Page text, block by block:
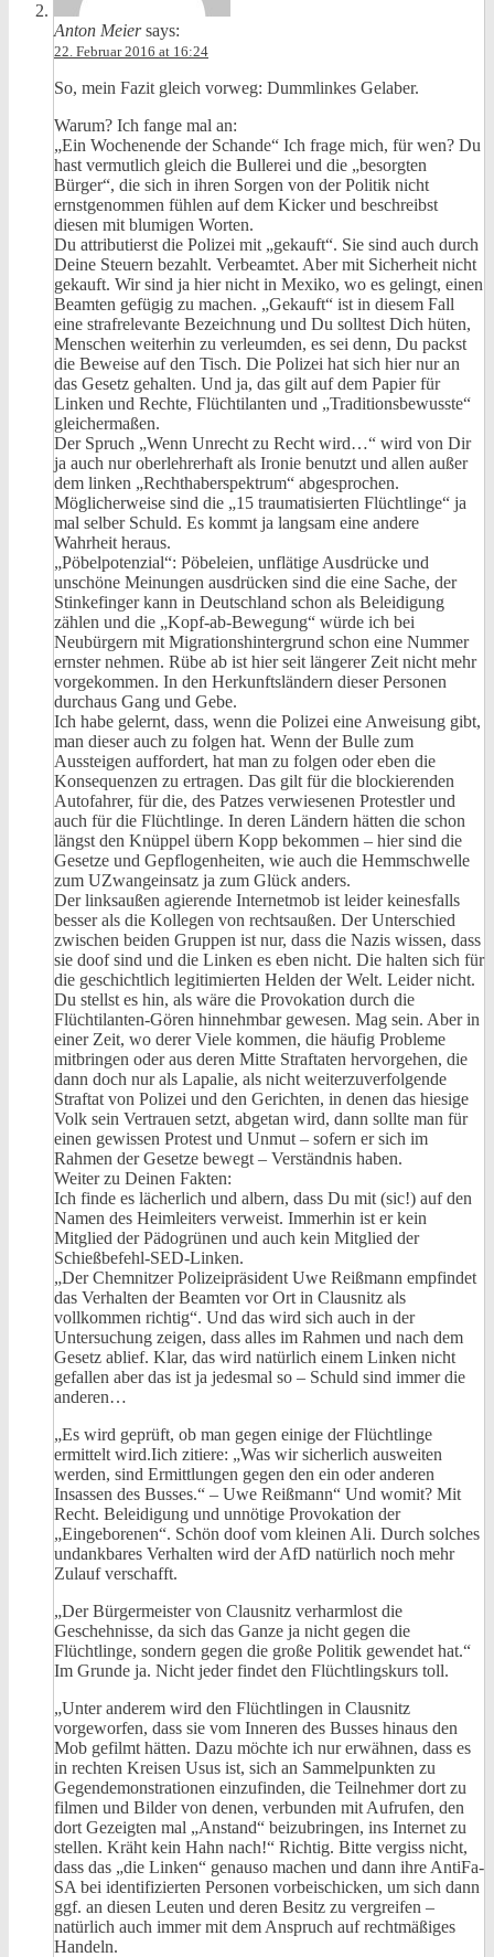
Anton Meier says:
22. Februar 2016 at 16:24
So, mein Fazit gleich vorweg: Dummlinkes Gelaber.
Warum? Ich fange mal an:
„Ein Wochenende der Schande“ Ich frage mich, für wen? Du
hast vermutlich gleich die Bullerei und die „besorgten
Bürger“, die sich in ihren Sorgen von der Politik nicht
ernstgenommen fühlen auf dem Kicker und beschreibst
diesen mit blumigen Worten.
Du attributierst die Polizei mit „gekauft“. Sie sind auch durch
Deine Steuern bezahlt. Verbeamtet. Aber mit Sicherheit nicht
gekauft. Wir sind ja hier nicht in Mexiko, wo es gelingt, einen
Beamten gefügig zu machen. „Gekauft“ ist in diesem Fall
eine strafrelevante Bezeichnung und Du solltest Dich hüten,
Menschen weiterhin zu verleumden, es sei denn, Du packst
die Beweise auf den Tisch. Die Polizei hat sich hier nur an
das Gesetz gehalten. Und ja, das gilt auf dem Papier für
Linken und Rechte, Flüchtilanten und „Traditionsbewusste“
gleichermaßen.
Der Spruch „Wenn Unrecht zu Recht wird…“ wird von Dir
ja auch nur oberlehrerhaft als Ironie benutzt und allen außer
dem linken „Rechthaberspektrum“ abgesprochen.
Möglicherweise sind die „15 traumatisierten Flüchtlinge“ ja
mal selber Schuld. Es kommt ja langsam eine andere
Wahrheit heraus.
„Pöbelpotenzial“: Pöbeleien, unflätige Ausdrücke und
unschöne Meinungen ausdrücken sind die eine Sache, der
Stinkefinger kann in Deutschland schon als Beleidigung
zählen und die „Kopf-ab-Bewegung“ würde ich bei
Neubürgern mit Migrationshintergrund schon eine Nummer
ernster nehmen. Rübe ab ist hier seit längerer Zeit nicht mehr
vorgekommen. In den Herkunftsländern dieser Personen
durchaus Gang und Gebe.
Ich habe gelernt, dass, wenn die Polizei eine Anweisung gibt,
man dieser auch zu folgen hat. Wenn der Bulle zum
Aussteigen auffordert, hat man zu folgen oder eben die
Konsequenzen zu ertragen. Das gilt für die blockierenden
Autofahrer, für die, des Patzes verwiesenen Protestler und
auch für die Flüchtlinge. In deren Ländern hätten die schon
längst den Knüppel übern Kopp bekommen – hier sind die
Gesetze und Gepflogenheiten, wie auch die Hemmschwelle
zum UZwangeinsatz ja zum Glück anders.
Der linksaußen agierende Internetmob ist leider keinesfalls
besser als die Kollegen von rechtsaußen. Der Unterschied
zwischen beiden Gruppen ist nur, dass die Nazis wissen, dass
sie doof sind und die Linken es eben nicht. Die halten sich für
die geschichtlich legitimierten Helden der Welt. Leider nicht.
Du stellst es hin, als wäre die Provokation durch die
Flüchtilanten-Gören hinnehmbar gewesen. Mag sein. Aber in
einer Zeit, wo derer Viele kommen, die häufig Probleme
mitbringen oder aus deren Mitte Straftaten hervorgehen, die
dann doch nur als Lapalie, als nicht weiterzuverfolgende
Straftat von Polizei und den Gerichten, in denen das hiesige
Volk sein Vertrauen setzt, abgetan wird, dann sollte man für
einen gewissen Protest und Unmut – sofern er sich im
Rahmen der Gesetze bewegt – Verständnis haben.
Weiter zu Deinen Fakten:
Ich finde es lächerlich und albern, dass Du mit (sic!) auf den
Namen des Heimleiters verweist. Immerhin ist er kein
Mitglied der Pädogrünen und auch kein Mitglied der
Schießbefehl-SED-Linken.
„Der Chemnitzer Polizeipräsident Uwe Reißmann empfindet
das Verhalten der Beamten vor Ort in Clausnitz als
vollkommen richtig“. Und das wird sich auch in der
Untersuchung zeigen, dass alles im Rahmen und nach dem
Gesetz ablief. Klar, das wird natürlich einem Linken nicht
gefallen aber das ist ja jedesmal so – Schuld sind immer die
anderen…
„Es wird geprüft, ob man gegen einige der Flüchtlinge
ermittelt wird.Iich zitiere: „Was wir sicherlich ausweiten
werden, sind Ermittlungen gegen den ein oder anderen
Insassen des Busses.“ – Uwe Reißmann“ Und womit? Mit
Recht. Beleidigung und unnötige Provokation der
„Eingeborenen“. Schön doof vom kleinen Ali. Durch solches
undankbares Verhalten wird der AfD natürlich noch mehr
Zulauf verschafft.
„Der Bürgermeister von Clausnitz verharmlost die
Geschehnisse, da sich das Ganze ja nicht gegen die
Flüchtlinge, sondern gegen die große Politik gewendet hat.“
Im Grunde ja. Nicht jeder findet den Flüchtlingskurs toll.
„Unter anderem wird den Flüchtlingen in Clausnitz
vorgeworfen, dass sie vom Inneren des Busses hinaus den
Mob gefilmt hätten. Dazu möchte ich nur erwähnen, dass es
in rechten Kreisen Usus ist, sich an Sammelpunkten zu
Gegendemonstrationen einzufinden, die Teilnehmer dort zu
filmen und Bilder von denen, verbunden mit Aufrufen, den
dort Gezeigten mal „Anstand“ beizubringen, ins Internet zu
stellen. Kräht kein Hahn nach!“ Richtig. Bitte vergiss nicht,
dass das „die Linken“ genauso machen und dann ihre AntiFa-
SA bei identifizierten Personen vorbeischicken, um sich dann
ggf. an diesen Leuten und deren Besitz zu vergreifen –
natürlich auch immer mit dem Anspruch auf rechtmäßiges
Handeln.